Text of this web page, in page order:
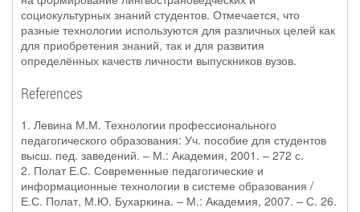
социокультурных знаний студентов. Отмечается, что
разные технологии используются для различных целей как
для приобретения знаний, так и для развития
определённых качеств личности выпускников вузов.
References
1. Левина М.М. Технологии профессионального
педагогического образования: Уч. пособие для студентов
высш. пед. заведений. – М.: Академия, 2001. – 272 с.
2. Полат Е.С. Современные педагогические и
информационные технологии в системе образования /
Е.С. Полат, М.Ю. Бухаркина. – М.: Академия, 2007. – С. 26.